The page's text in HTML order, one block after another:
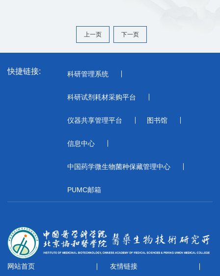
上一页 下一页
快捷链接: 科研管理系统
科研试剂耗材采购平台
仪器共享管理平台 图书馆
信息中心
中国药学微生物菌种保藏管理中心
PUMC邮箱
网站首页 友情链接